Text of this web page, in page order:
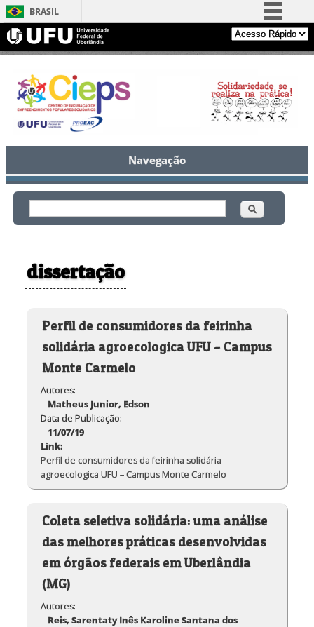
BRASIL
Simplifique!
Comunica BR
Participe
Acesso à informação
Legislação
Canais
Navegação
Formulário de busca
Buscar
dissertação
Perfil de consumidores da feirinha
solidária agroecologica UFU – Campus
Monte Carmelo
Autores:
Matheus Junior, Edson
Data de Publicação:
11/07/19
Link:
Perfil de consumidores da feirinha solidária
agroecologica UFU – Campus Monte Carmelo
Coleta seletiva solidária: uma análise
das melhores práticas desenvolvidas
em órgãos federais em Uberlândia
(MG)
Autores:
Reis, Sarentaty Inês Karoline Santana dos